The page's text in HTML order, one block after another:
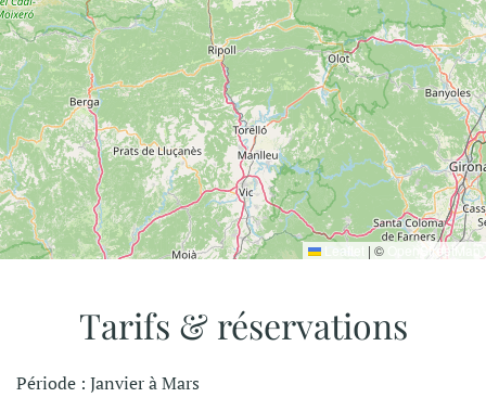
Leaflet | © OpenStreetMap
Tarifs & réservations
Période : Janvier à Mars